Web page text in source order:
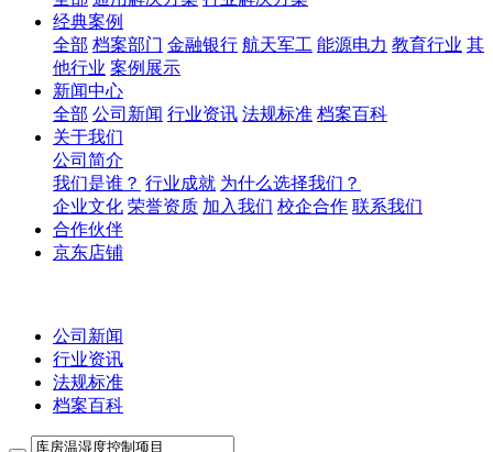
经典案例
全部 档案部门 金融银行 航天军工 能源电力 教育行业 其
他行业 案例展示
新闻中心
全部 公司新闻 行业资讯 法规标准 档案百科
关于我们
公司简介
我们是谁？ 行业成就 为什么选择我们？
企业文化 荣誉资质 加入我们 校企合作 联系我们
合作伙伴
京东店铺
公司新闻
行业资讯
法规标准
档案百科